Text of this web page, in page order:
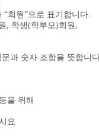
회원”으로 표기합니다.
, 학생(학부모)회원,
과 숫자 조합을 뜻합니
을 위해
요